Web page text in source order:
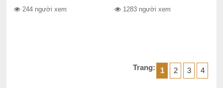
244 người xem 1283 người xem
Trang: 1 2 3 4